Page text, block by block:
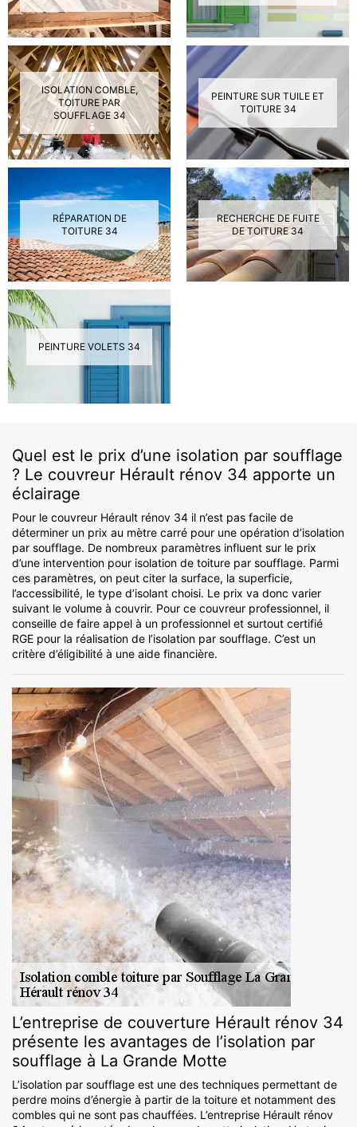
ISOLATION COMBLE,
TOITURE PAR
SOUFFLAGE 34
PEINTURE SUR TUILE ET
TOITURE 34
RÉPARATION DE
TOITURE 34
RECHERCHE DE FUITE
DE TOITURE 34
PEINTURE VOLETS 34
Quel est le prix d’une isolation par soufflage
? Le couvreur Hérault rénov 34 apporte un
éclairage
Pour le couvreur Hérault rénov 34 il n’est pas facile de
déterminer un prix au mètre carré pour une opération d’isolation
par soufflage. De nombreux paramètres influent sur le prix
d’une intervention pour isolation de toiture par soufflage. Parmi
ces paramètres, on peut citer la surface, la superficie,
l’accessibilité, le type d’isolant choisi. Le prix va donc varier
suivant le volume à couvrir. Pour ce couvreur professionnel, il
conseille de faire appel à un professionnel et surtout certifié
RGE pour la réalisation de l’isolation par soufflage. C’est un
critère d’éligibilité à une aide financière.
L’entreprise de couverture Hérault rénov 34
présente les avantages de l’isolation par
soufflage à La Grande Motte
L’isolation par soufflage est une des techniques permettant de
perdre moins d’énergie à partir de la toiture et notamment des
combles qui ne sont pas chauffées. L’entreprise Hérault rénov